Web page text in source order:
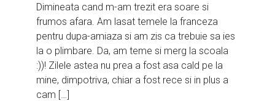
Dimineata cand m-am trezit era soare si
frumos afara. Am lasat temele la franceza
pentru dupa-amiaza si am zis ca trebuie sa ies
la o plimbare. Da, am teme si merg la scoala
:))! Zilele astea nu prea a fost asa cald pe la
mine, dimpotriva, chiar a fost rece si in plus a
cam […]